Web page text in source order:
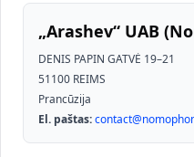
„Arashev“ UAB
DENIS PAPIN GATVĖ 19–21
51100 REIMS
Prancūzija
El. paštas: